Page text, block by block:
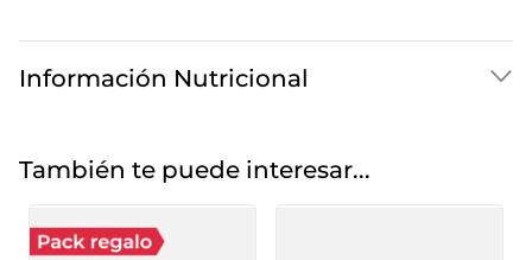
Información Nutricional
También te puede interesar...